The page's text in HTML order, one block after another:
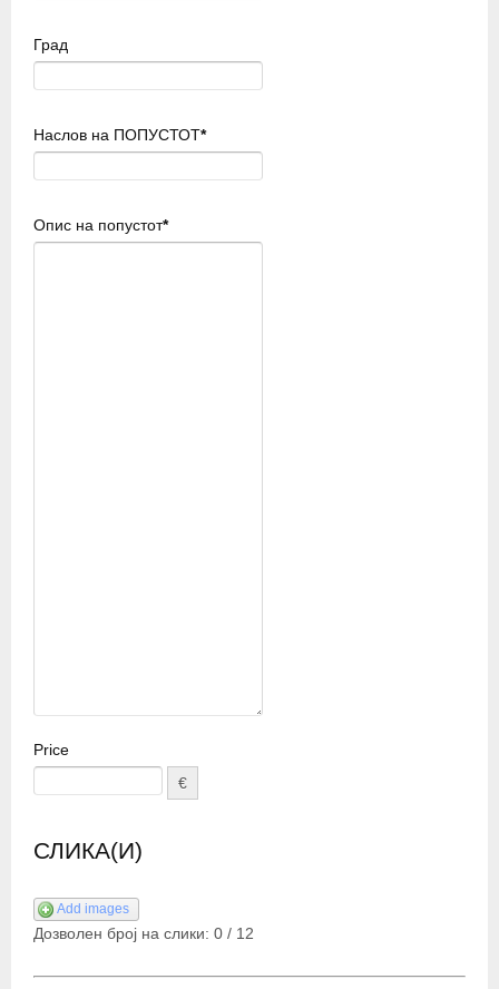
Град
Наслов на ПОПУСТОТ*
Опис на попустот*
Price
€
СЛИКА(И)
Add images
Дозволен број на слики: 0 / 12